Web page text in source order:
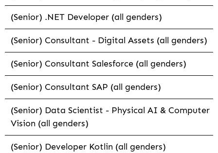
(Senior) .NET Developer (all genders)
(Senior) Consultant - Digital Assets (all genders)
(Senior) Consultant Salesforce (all genders)
(Senior) Consultant SAP (all genders)
(Senior) Data Scientist - Physical AI & Computer
Vision (all genders)
(Senior) Developer Kotlin (all genders)